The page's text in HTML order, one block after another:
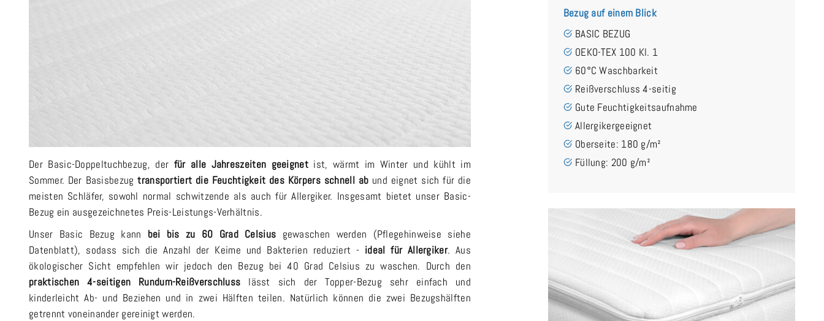
Der Basic-Doppeltuchbezug, der für alle Jahreszeiten geeignetist, wärmt im Winter und kühlt im
Sommer. Der Basisbezugtransportiert die Feuchtigkeit des Körpers schnell ab und eignet sich für die
meisten Schläfer, sowohl normal schwitzende als auch für Allergiker. Insgesamt bietet unser Basic-
Bezug ein ausgezeichnetes Preis-Leistungs-Verhältnis.
Unser Basic Bezug kann bei bis zu 60 Grad Celsius gewaschen werden (Pflegehinweise siehe
Datenblatt), sodass sich die Anzahl der Keime und Bakterien reduziert - ideal für Allergiker. Aus
ökologischer Sicht empfehlen wir jedoch den Bezug bei 40 Grad Celsius zu waschen. Durch den
praktischen 4-seitigen Rundum-Reißverschluss lässt sich der Topper-Bezug sehr einfach und
kinderleicht Ab- und Beziehen und in zwei Hälften teilen. Natürlich können die zwei Bezugshälften
getrennt voneinander gereinigt werden.
Bezug auf einem Blick
BASIC BEZUG
OEKO-TEX 100 Kl. 1
60°C Waschbarkeit
Reißverschluss 4-seitig
Gute Feuchtigkeitsaufnahme
Allergikergeeignet
Oberseite: 180 g/m²
Füllung: 200 g/m²